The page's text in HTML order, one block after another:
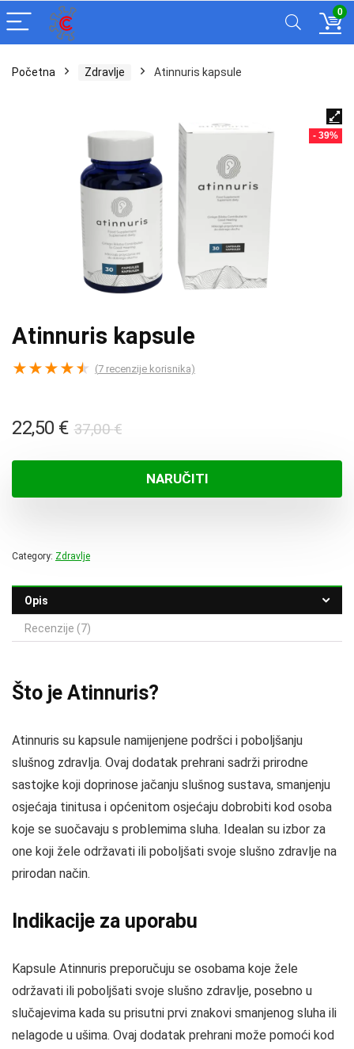
0
Početna Zdravlje Atinnuris kapsule
- 39%
Atinnuris kapsule
★★★★★ (7 recenzije korisnika)
37,00€Izvorna
bila
je:
22,50 €
Trenutna
22,50 €.
NARUČITI
Category: Zdravlje
Opis
Recenzije (7)
Što je Atinnuris?
Atinnuris su kapsule namijenjene podršci i poboljšanju
slušnog zdravlja. Ovaj dodatak prehrani sadrži prirodne
sastojke koji doprinose jačanju slušnog sustava, smanjenju
osjećaja tinitusa i općenitom osjećaju dobrobiti kod osoba
koje se suočavaju s problemima sluha. Idealan su izbor za
one koji žele održavati ili poboljšati svoje slušno zdravlje na
prirodan način.
Indikacije za uporabu
Kapsule Atinnuris preporučuju se osobama koje žele
održavati ili poboljšati svoje slušno zdravlje, posebno u
slučajevima kada su prisutni prvi znakovi smanjenog sluha ili
nelagode u ušima. Ovaj dodatak prehrani može pomoći kod